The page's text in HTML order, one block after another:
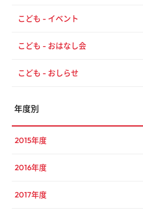
こども - イベント
こども - おはなし会
こども - おしらせ
年度別
2015年度
2016年度
2017年度